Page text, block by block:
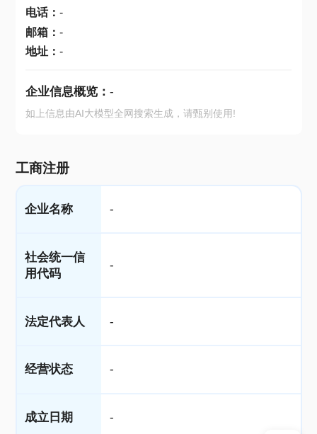
电话： -
邮箱： -
地址： -
企业信息概览： -
如上信息由AI大模型全网搜索生成，请甄别使用!
工商注册
企业名称 -
社会统一信
用代码
-
法定代表人 -
经营状态 -
成立日期 -